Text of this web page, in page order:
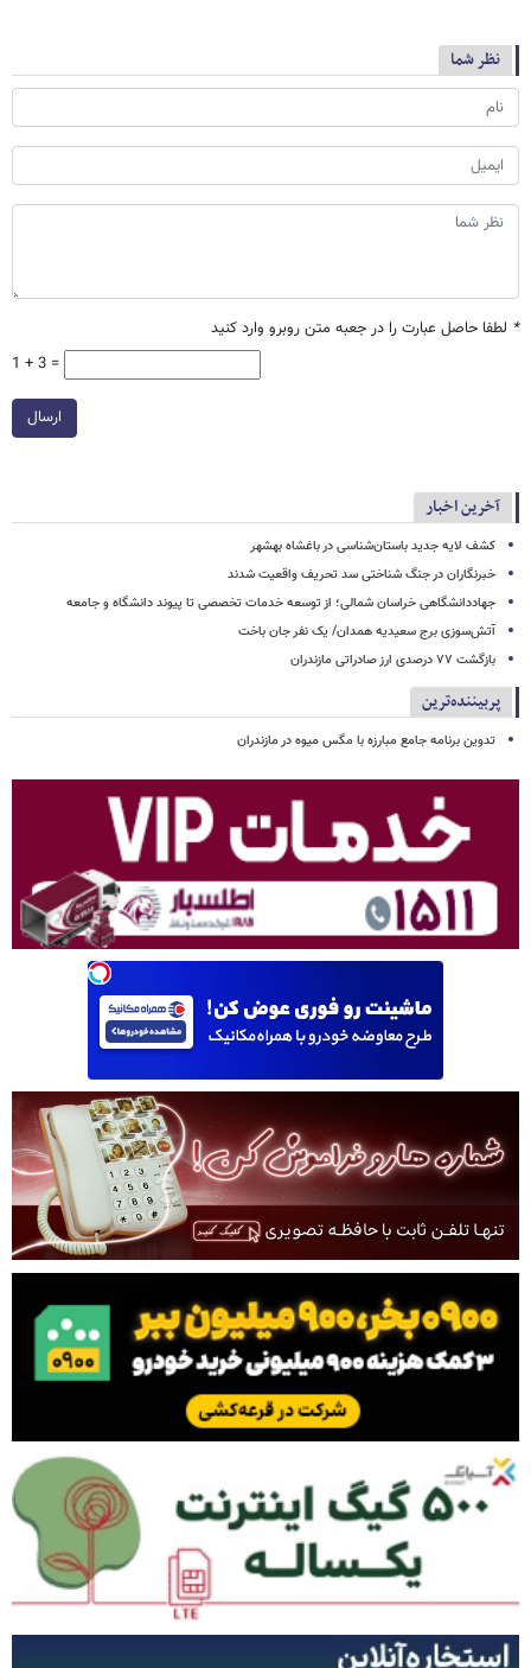
نظر شما
* لطفا حاصل عبارت را در جعبه متن روبرو وارد کنید
1 + 3 =
ارسال
آخرین اخبار
کشف لایه جدید باستان‌شناسی در باغشاه بهشهر
خبرنگاران در جنگ شناختی سد تحریف واقعیت شدند
جهاددانشگاهی خراسان شمالی؛ از توسعه خدمات تخصصی تا پیوند دانشگاه و جامعه
آتش‌سوزی برج سعیدیه همدان/ یک نفر جان باخت
بازگشت ۷۷ درصدی ارز صادراتی مازندران
پربیننده‌ترین
تدوین برنامه جامع مبارزه با مگس میوه در مازندران